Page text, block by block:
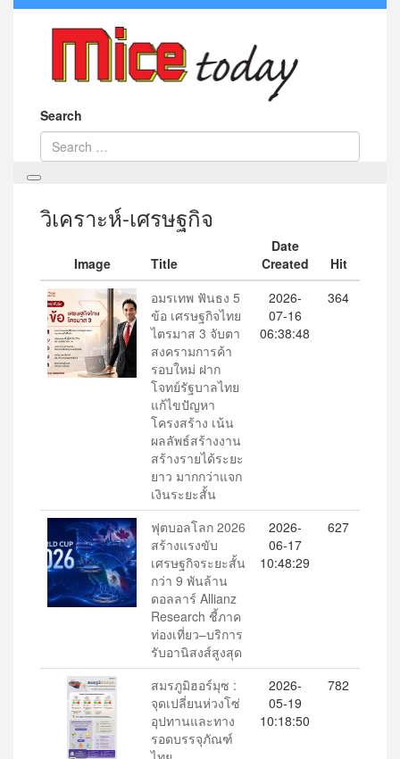
Search
วิเคราะห์-เศรษฐกิจ
Image Title
Date
Created
Hit
อมรเทพ ฟันธง 5
ข้อ เศรษฐกิจไทย
ไตรมาส 3 จับตา
สงครามการค้า
รอบใหม่ ฝาก
โจทย์รัฐบาลไทย
แก้ไขปัญหา
โครงสร้าง เน้น
ผลลัพธ์สร้างงาน
สร้างรายได้ระยะ
ยาว มากกว่าแจก
เงินระยะสั้น
2026-
07-16
06:38:48
364
ฟุตบอลโลก 2026
สร้างแรงขับ
เศรษฐกิจระยะสั้น
กว่า 9 พันล้าน
ดอลลาร์ Allianz
Research ชี้ภาค
ท่องเที่ยว–บริการ
รับอานิสงส์สูงสุด
2026-
06-17
10:48:29
627
สมรภูมิฮอร์มุซ :
จุดเปลี่ยนห่วงโซ่
อุปทานและทาง
รอดบรรจุภัณฑ์
2026-
05-19
10:18:50
782